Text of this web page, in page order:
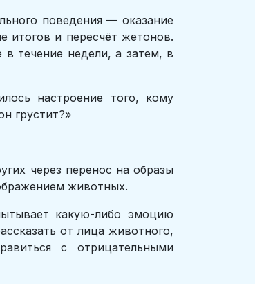
поведения — оказание
итогов и пересчёт жетонов.
в течение недели, а затем, в
настроение того, кому
грустит?»
через перенос на образы
животных.
какую-либо эмоцию
от лица животного,
с отрицательными